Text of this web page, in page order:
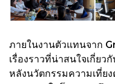
ภายในงานตัวแทนจาก
เรื่องราวที่น่าสนใจเกี่ยว
หลังนวัตกรรมความเที่ย